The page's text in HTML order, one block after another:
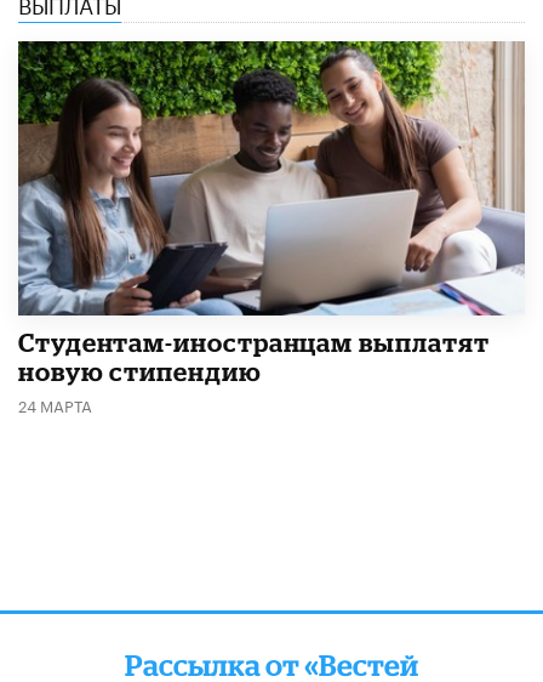
Студентам-иностранцам выплатят
новую стипендию
24 МАРТА
Рассылка от «Вестей